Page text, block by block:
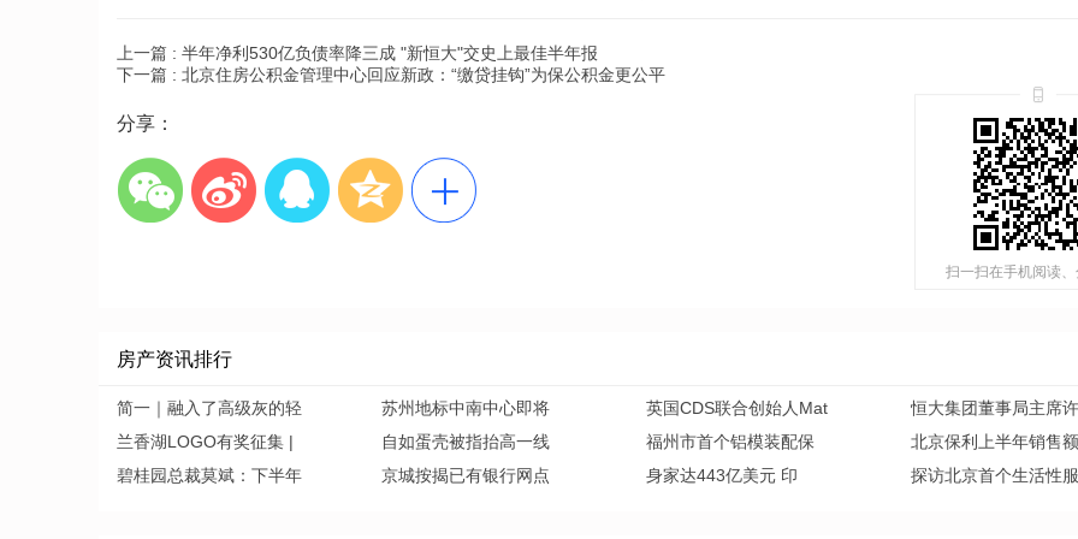
上一篇 : 半年净利530亿负债率降三成 "新恒大"交史上最佳半年报
下一篇 : 北京住房公积金管理中心回应新政：“缴贷挂钩”为保公积金更公平
分享：
扫一扫在手机阅读
房产资讯排行
简一｜融入了高级灰的轻 苏州地标中南中心即将 英国CDS联合创始人Mat
恒大集团董事局主席许
兰香湖LOGO有奖征集 |
自如蛋壳被指抬高一线 福州市首个铝模装配保
北京保利上半年销售额
碧桂园总裁莫斌：下半年
京城按揭已有银行网点 身家达443亿美元 印 探访北京首个生活性服